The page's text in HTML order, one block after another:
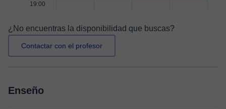
19:00
¿No encuentras la disponibilidad que buscas?
Contactar con el profesor
Enseño